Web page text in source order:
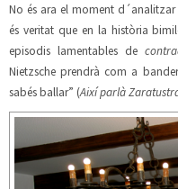
No és ara el moment d´analitzar
és veritat que en la història
episodis lamentables de
Nietzsche prendrà com a
sabés ballar” (Així parlà